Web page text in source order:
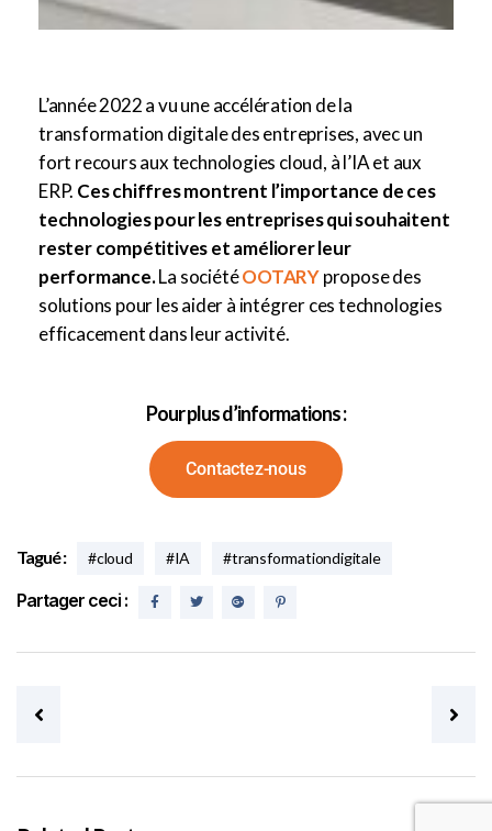
L’année 2022 a vu une accélération de la
transformation digitale des entreprises, avec un
fort recours aux technologies cloud, à l’IA et aux
ERP. Ces chiffres montrent l’importance de ces
technologies pour les entreprises qui souhaitent
rester compétitives et améliorer leur
performance.La sociétéOOTARYpropose des
solutions pour les aider à intégrer ces technologies
efficacement dans leur activité.
Pour plus d’informations :
Contactez-nous
Tagué : #cloud #IA #transformationdigitale
Partager ceci :
Post navigation